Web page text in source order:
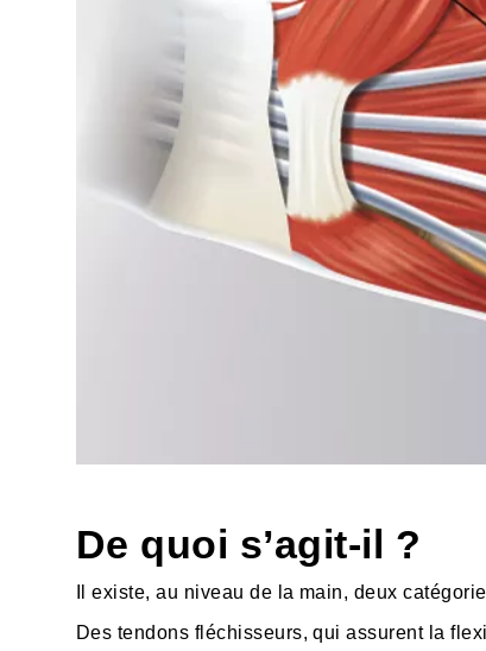
De quoi s’agit-il ?
Il existe, au niveau de la main, deux
Des tendons fléchisseurs, qui assurent la